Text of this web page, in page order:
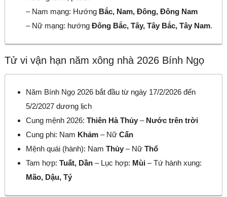
– Nam mạng: Hướng Bắc, Nam, Đông, Đông Nam
– Nữ mạng: hướngĐông Bắc, Tây, Tây Bắc, Tây Nam.
Tử vi vận hạn năm xông nhà 2026 Bính Ngọ
Năm Bính Ngọ 2026 bắt đầu từ ngày 17/2/2026 đến
5/2/2027 dương lịch
Cung mệnh 2026:Thiên Hà Thủy – Nước trên trời
Cung phi: Nam Khảm – NữCấn
Mệnh quái (hành): NamThủy – NữThổ
Tam hợp:Tuất, Dần – Lục hợp: Mùi – Tứ hành xung:
Mão, Dậu, Tý